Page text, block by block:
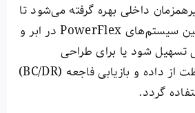
داخلی بهره گرفته می‌شود تا
انتقال داده‌ها بین سیستم‌های PowerFlex در ابر و
شود یا برای طراحی
راهکارهای حفاظت از داده و بازیابی فاجعه (BC/DR)
گردد.